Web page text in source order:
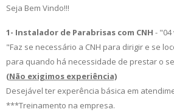
Seja Bem Vindo!!!
1- Instalador de Parabrisas com CNH - "04
"Faz se necessário a CNH para dirigir e se
para quando há necessidade de prestar o
(Não exigimos experiência)
Desejável ter experência básica em
***Treinamento na empresa.